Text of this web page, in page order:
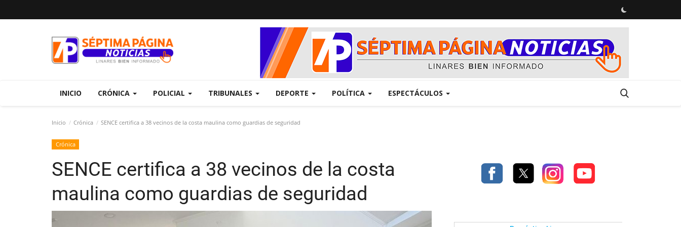
INICIO CRÓNICA POLICIAL TRIBUNALES DEPORTE POLÍTICA ESPECTÁCULOS
Inicio Crónica SENCE certifica a 38 vecinos de la costa maulina como guardias de seguridad
Crónica
SENCE certifica a 38 vecinos de la costa
maulina como guardias de seguridad